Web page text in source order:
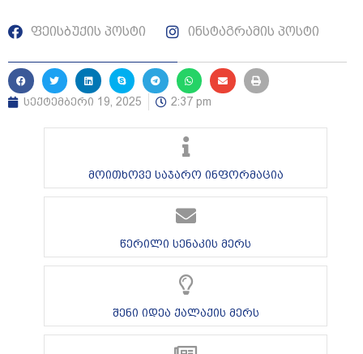
ფეისბუქის პოსტი ინსტაგრამის პოსტი
სექტემბერი 19, 2025 2:37 pm
მოითხოვე საჯარო ინფორმაცია
წერილი სენაკის მერს
შენი იდეა ქალაქის მერს